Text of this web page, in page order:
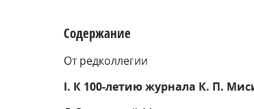
Содержание
От редколлегии
I. К 100-летию журнала К. П.